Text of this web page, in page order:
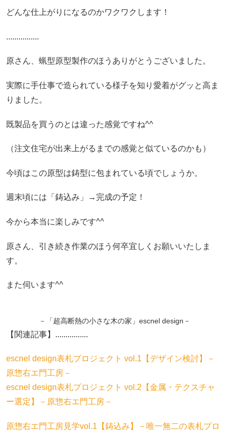
どんな仕上がりになるのかワクワクします！
................
原さん、蝋型原型製作のほうありがとうございました。
実際に手仕事で造られている様子を知り愛着がグッと高ま
りました。
既製品を買うのとは違った感覚ですね^^
（注文住宅が出来上がるまでの感覚と似ているのかも）
今頃はこの原型は鋳型に包まれている頃でしょうか。
週末頃には「鋳込み」→完成の予定！
今から本当に楽しみです^^
原さん、引き続き作業のほう何卒宜しくお願いいたしま
す。
また伺います^^
－「超高断熱の小さな木の家」escnel design－
【関連記事】................
escnel design表札プロジェクト vol.1【デザイン検討】－
原惣右エ門工房－
escnel design表札プロジェクト vol.2【金属・テクスチャ
ー選定】－原惣右エ門工房－
原惣右エ門工房見学vol.1【鋳込み】－唯一無二の表札プロ